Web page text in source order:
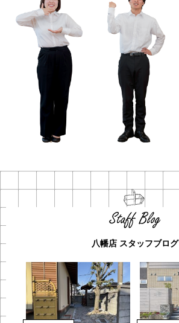
八幡店 スタッフブログ